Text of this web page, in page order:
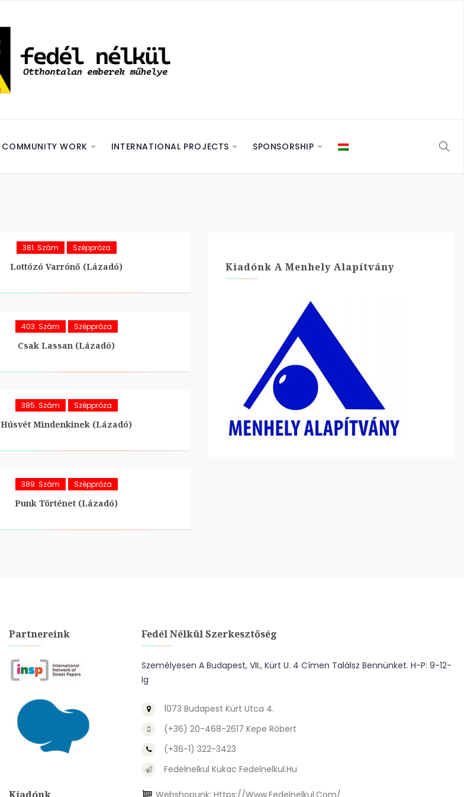
COMMUNITY WORK INTERNATIONAL PROJECTS SPONSORSHIP
381. Szám Széppróza
Lottózó Varrónő (Lázadó)
403. Szám Széppróza
Csak Lassan (Lázadó)
385. Szám Széppróza
Húsvét Mindenkinek (Lázadó)
389. Szám Széppróza
Punk Történet (Lázadó)
Kiadónk A Menhely Alapítvány
Partnereink Fedél Nélkül Szerkesztőség
Személyesen A Budapest, VII., Kürt U. 4 Címen Találsz Bennünket. H-P: 9-12-
Ig
1073 Budapest Kürt Utca 4.
(+36) 20-468-2617 Kepe Róbert
(+36-1) 322-3423
Fedelnelkul Kukac Fedelnelkul.hu
Webshopunk: Https://www.fedelnelkul.com/